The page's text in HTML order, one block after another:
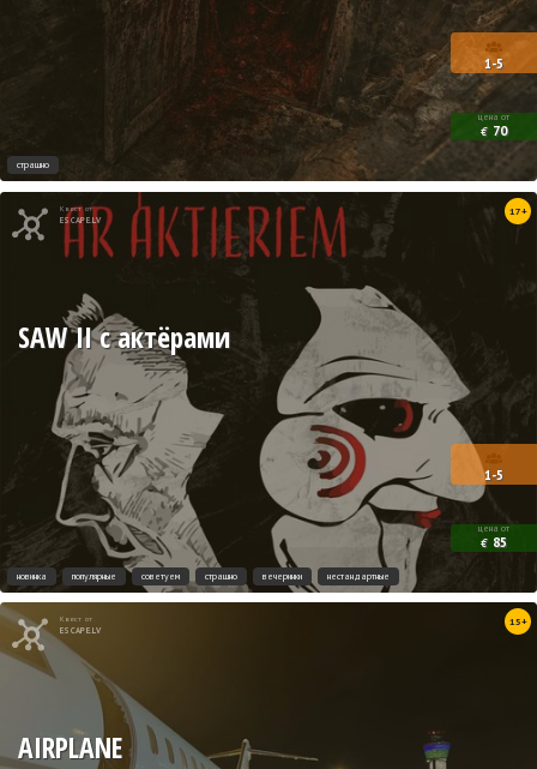
1-5
цена от
€ 70
страшно
Квест от
ESCAPE.LV
17+
1-5
цена от
€ 85
SAW II с актёрами
новинка популярные советуем страшно вечеринки нестандартные
Квест от
ESCAPE.LV
15+
AIRPLANE